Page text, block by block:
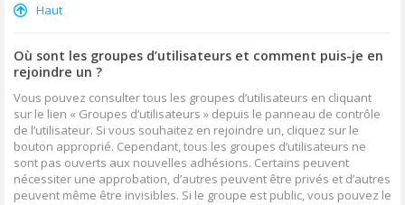
Haut
Où sont les groupes d’utilisateurs et comment puis-je en
rejoindre un ?
Vous pouvez consulter tous les groupes d’utilisateurs en cliquant
sur le lien « Groupes d’utilisateurs » depuis le panneau de contrôle
de l’utilisateur. Si vous souhaitez en rejoindre un, cliquez sur le
bouton approprié. Cependant, tous les groupes d’utilisateurs ne
sont pas ouverts aux nouvelles adhésions. Certains peuvent
nécessiter une approbation, d’autres peuvent être privés et d’autres
peuvent même être invisibles. Si le groupe est public, vous pouvez le